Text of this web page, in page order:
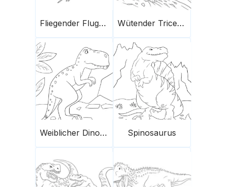
Fliegender Flugsaurier Wütender Triceratops
Weiblicher Dinosaurier Spinosaurus